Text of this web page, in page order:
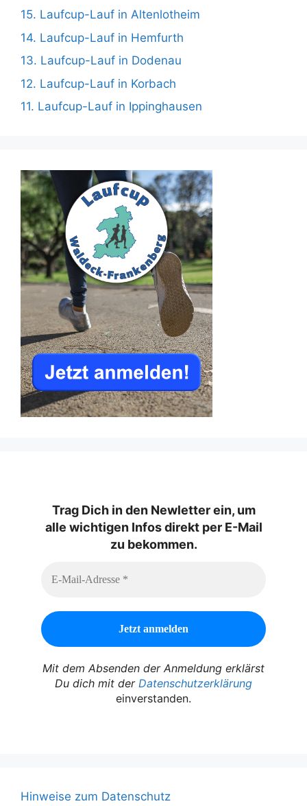
15. Laufcup-Lauf in Altenlotheim
14. Laufcup-Lauf in Hemfurth
13. Laufcup-Lauf in Dodenau
12. Laufcup-Lauf in Korbach
11. Laufcup-Lauf in Ippinghausen
Trag Dich in den Newletter ein, um
alle wichtigen Infos direkt per E-Mail
zu bekommen.
Mit dem Absenden der Anmeldung erklärst
Du dich mit der Datenschutzerklärung
einverstanden.
Hinweise zum Datenschutz